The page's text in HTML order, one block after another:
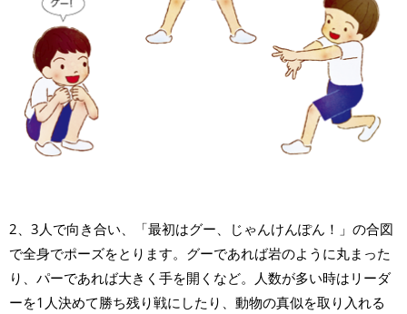
2、3人で向き合い、「最初はグー、じゃんけんぽん！」の合図
で全身でポーズをとります。グーであれば岩のように丸まった
り、パーであれば大きく手を開くなど。人数が多い時はリーダ
ーを1人決めて勝ち残り戦にしたり、動物の真似を取り入れる